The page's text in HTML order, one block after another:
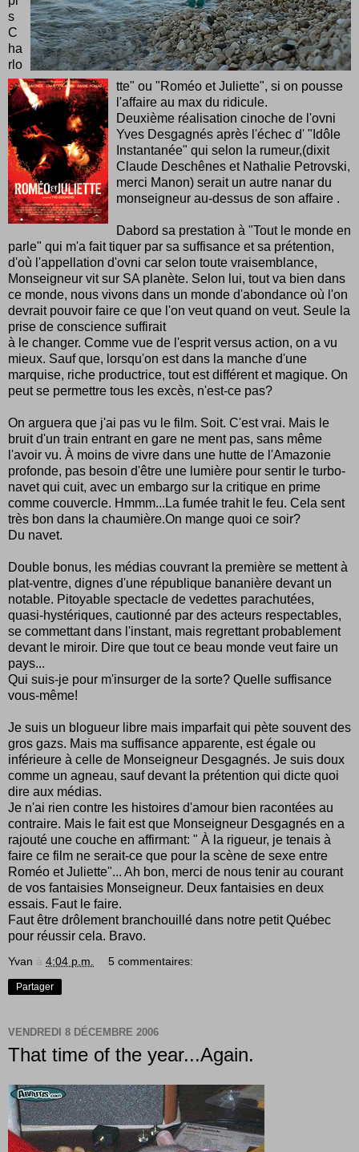
s
C
ha
rlo
tte" ou "Roméo et Juliette", si on pousse
l'affaire au max du ridicule.
Deuxième réalisation cinoche de l'ovni
Yves Desgagnés après l'échec d' "Idôle
Instantanée" qui selon la rumeur,(dixit
Claude Deschênes et Nathalie Petrovski,
merci Manon) serait un autre nanar du
monseigneur au-dessus de son affaire .
Dabord sa prestation à "Tout le monde en
parle" qui m'a fait tiquer par sa suffisance et sa prétention,
d'où l'appellation d'ovni car selon toute vraisemblance,
Monseigneur vit sur SA planète. Selon lui, tout va bien dans
ce monde, nous vivons dans un monde d'abondance où l'on
devrait pouvoir faire ce que l'on veut quand on veut. Seule la
prise de conscience suffirait
à le changer. Comme vue de l'esprit versus action, on a vu
mieux. Sauf que, lorsqu'on est dans la manche d'une
marquise, riche productrice, tout est différent et magique. On
peut se permettre tous les excès, n'est-ce pas?
On arguera que j'ai pas vu le film. Soit. C'est vrai. Mais le
bruit d'un train entrant en gare ne ment pas, sans même
l'avoir vu. À moins de vivre dans une hutte de l'Amazonie
profonde, pas besoin d'être une lumière pour sentir le turbo-
navet qui cuit, avec un embargo sur la critique en prime
comme couvercle. Hmmm...La fumée trahit le feu. Cela sent
très bon dans la chaumière.On mange quoi ce soir?
Du navet.
Double bonus, les médias couvrant la première se mettent à
plat-ventre, dignes d'une république bananière devant un
notable. Pitoyable spectacle de vedettes parachutées,
quasi-hystériques, cautionné par des acteurs respectables,
se commettant dans l'instant, mais regrettant probablement
devant le miroir. Dire que tout ce beau monde veut faire un
pays...
Qui suis-je pour m'insurger de la sorte? Quelle suffisance
vous-même!
Je suis un blogueur libre mais imparfait qui pète souvent des
gros gazs. Mais ma suffisance apparente, est égale ou
inférieure à celle de Monseigneur Desgagnés. Je suis doux
comme un agneau, sauf devant la prétention qui dicte quoi
dire aux médias.
Je n'ai rien contre les histoires d'amour bien racontées au
contraire. Mais le fait est que Monseigneur Desgagnés en a
rajouté une couche en affirmant: " À la rigueur, je tenais à
faire ce film ne serait-ce que pour la scène de sexe entre
Roméo et Juliette"... Ah bon, merci de nous tenir au courant
de vos fantaisies Monseigneur. Deux fantaisies en deux
essais. Faut le faire.
Faut être drôlement branchouillé dans notre petit Québec
pour réussir cela. Bravo.
Yvan à 4:04 p.m. 5 commentaires:
Partager
VENDREDI 8 DÉCEMBRE 2006
That time of the year...Again.